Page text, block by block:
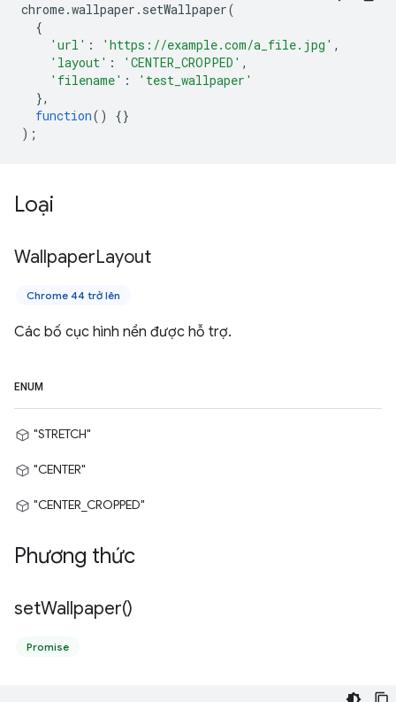
chrome.wallpaper . setWallpaper(
{
'url' : 'https://example.com/a_file.jpg' ,
'layout' : 'CENTER_CROPPED' ,
'filename' :
'test_wallpaper'
},
function()
{}
);
Loại
WallpaperLayout
Chrome 44 trở lên
Các bố cục hình nền được hỗ trợ.
ENUM
"STRETCH"
"CENTER"
"CENTER_CROPPED"
Phương thức
setWallpaper()
Promise